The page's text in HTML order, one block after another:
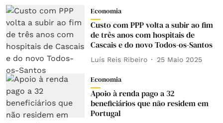
Economia
Custo com PPP volta a subir ao fim
de três anos com hospitais de
Cascais e do novo Todos-os-Santos
Luís Reis Ribeiro 25 Maio 2025
Economia
Apoio à renda pago a 32
beneficiários que não residem em
Portugal